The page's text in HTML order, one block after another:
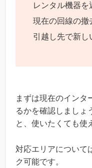
レンタル機器を
現在の回線の撤
引越し先で新し
まずは現在のインタ
るかを確認しましょ
と、使いたくても使
対応エリアについて
ク可能です。